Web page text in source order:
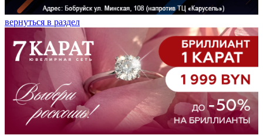
вернуться в раздел